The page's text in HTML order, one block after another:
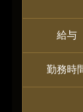
給与
勤務時